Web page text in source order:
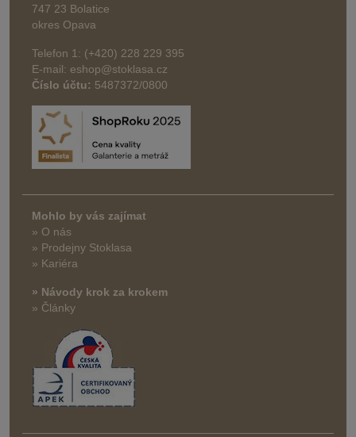
747 23 Bolatice
okres Opava
Telefon 1: (+420) 228 229 395
E-mail: eshop@stoklasa.cz
Číslo účtu: 5487372/0800
Mohlo by vás zajímat
» O nás
» Prodejny Stoklasa
» Kariéra
» Návody krok za krokem
» Články